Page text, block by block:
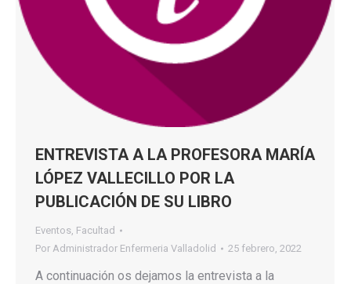
ENTREVISTA A LA PROFESORA MARÍA
LÓPEZ VALLECILLO POR LA
PUBLICACIÓN DE SU LIBRO
Eventos, Facultad
Por Administrador Enfermeria Valladolid 25 febrero, 2022
A continuación os dejamos la entrevista a la